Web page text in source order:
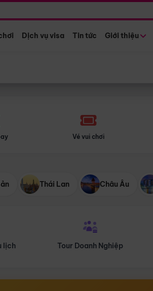
Dịch vụ visa Tin tức Giới thiệu
Vé vui chơi
Thái Lan Châu Âu
Du lịch Hành Hương